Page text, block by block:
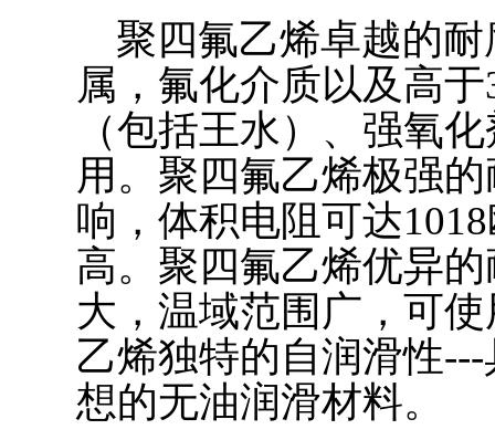
聚四氟乙烯卓越的耐
属，氟化介质以及高
（包括王水）、强氧
用。聚四氟乙烯极强
响，体积电阻可达
高。聚四氟乙烯优异
大，温域范围广，可
乙烯独特的自润滑性
想的无油润滑材料。